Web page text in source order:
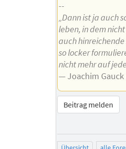
--
„Dann ist ja auch
leben, in dem
auch
so locker
nicht mehr auf
— Joachim
Beitrag melden